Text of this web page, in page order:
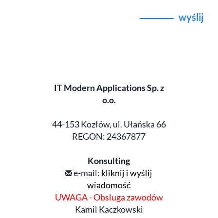
wyślij
IT Modern Applications Sp. z
o.o.
44-153 Kozłów, ul. Ułańska 66
REGON: 24367877
Konsulting
e-mail: kliknij i wyślij
wiadomość
UWAGA - Obsluga zawodów
Kamil Kaczkowski